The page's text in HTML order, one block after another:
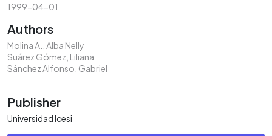
1999-04-01
Authors
Molina A., Alba Nelly
Suárez Gómez, Liliana
Sánchez Alfonso, Gabriel
Publisher
Universidad Icesi